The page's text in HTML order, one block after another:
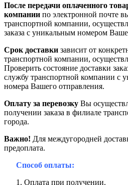
После передачи оплаченного
компании по электронной почте
транспортной компании,
заказа с уникальным номером
Срок доставки зависит от
транспортной компании,
Проверить состояние доставки
службу транспортной компании с
номера Вашего отправления.
Оплату за перевозку Вы
получении заказа в филиале
города.
Важно! Для междугородней
предоплата.
Способ оплаты:
Оплата при получении.